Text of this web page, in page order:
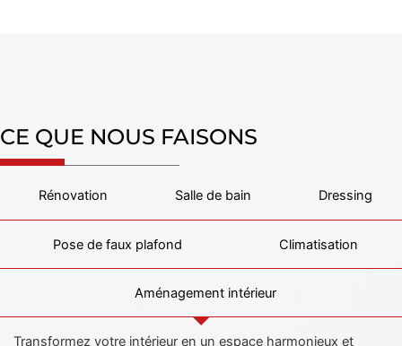
CE QUE NOUS FAISONS
Rénovation Salle de bain Dressing
Pose de faux plafond Climatisation
Aménagement intérieur
Transformez votre intérieur en un espace harmonieux et